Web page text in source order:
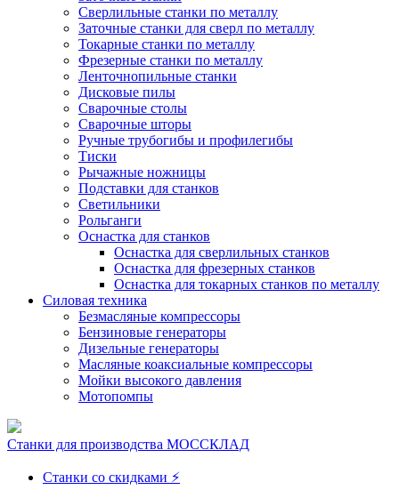
Сверлильные станки по металлу
Заточные станки для сверл по металлу
Токарные станки по металлу
Фрезерные станки по металлу
Ленточнопильные станки
Дисковые пилы
Сварочные столы
Сварочные шторы
Ручные трубогибы и профилегибы
Тиски
Рычажные ножницы
Подставки для станков
Светильники
Рольганги
Оснастка для станков
Оснастка для сверлильных станков
Оснастка для фрезерных станков
Оснастка для токарных станков по металлу
Силовая техника
Безмасляные компрессоры
Бензиновые генераторы
Дизельные генераторы
Масляные коаксиальные компрессоры
Мойки высокого давления
Мотопомпы
Станки для производства МОССКЛАД
Станки со скидками ⚡